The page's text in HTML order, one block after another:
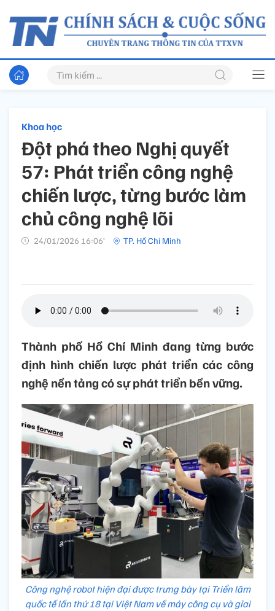
Khoa học
Đột phá theo Nghị quyết
57: Phát triển công nghệ
chiến lược, từng bước làm
chủ công nghệ lõi
24/01/2026 16:06’ TP. Hồ Chí Minh
Thành phố Hồ Chí Minh đang từng bước
định hình chiến lược phát triển các công
nghệ nền tảng có sự phát triển bền vững.
Công nghệ robot hiện đại được trưng bày tại Triển lãm
quốc tế lần thứ 18 tại Việt Nam về máy công cụ và gỉai